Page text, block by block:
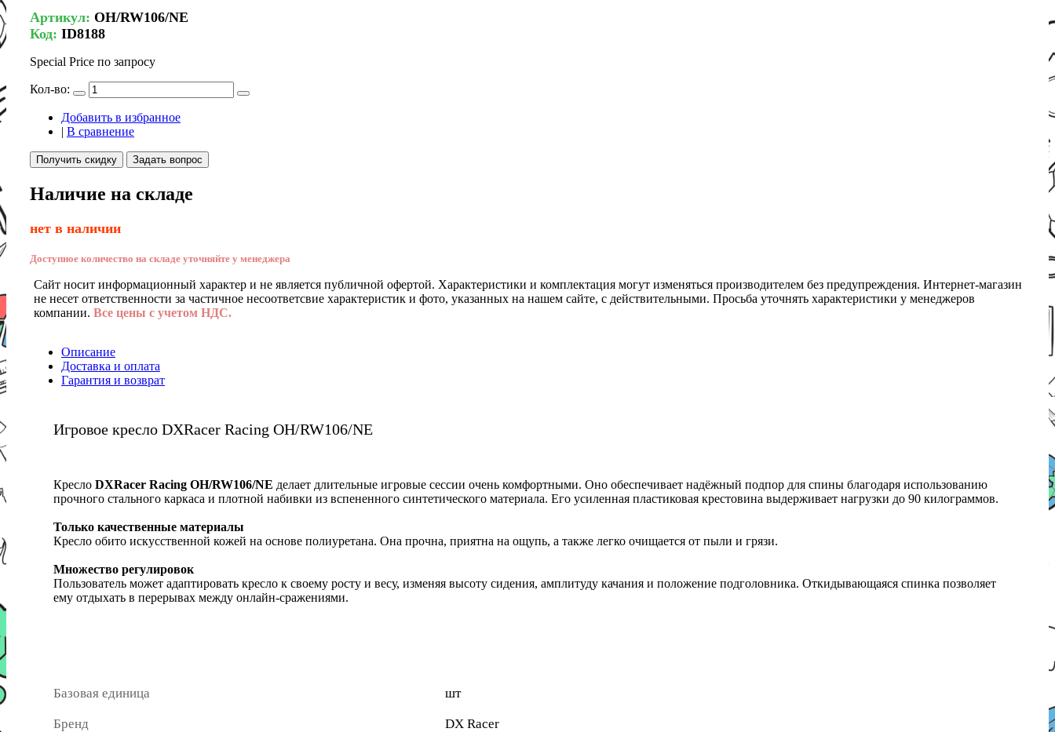
Артикул: OH/RW106/NE
Код: ID8188
Special Price по запросу
Кол-во:
Добавить в избранное
| В сравнение
Получить скидку Задать вопрос
Наличие на складе
нет в наличии
Доступное количество на складе уточняйте у менеджера
Сайт носит информационный характер и не является публичной офертой. Характеристики и комплектация могут изменяться производителем без предупреждения. Интернет-магазин
не несет ответственности за частичное несоответсвие характеристик и фото, указанных на нашем сайте, с действительными. Просьба уточнять характеристики у менеджеров
компании. Все цены с учетом НДС.
Описание
Доставка и оплата
Гарантия и возврат
Игровое кресло DXRacer Racing OH/RW106/NE
Кресло DXRacer Racing OH/RW106/NE делает длительные игровые сессии очень комфортными. Оно обеспечивает надёжный подпор для спины благодаря использованию
прочного стального каркаса и плотной набивки из вспененного синтетического материала. Его усиленная пластиковая крестовина выдерживает нагрузки до 90 килограммов.
Только качественные материалы
Кресло обито искусственной кожей на основе полиуретана. Она прочна, приятна на ощупь, а также легко очищается от пыли и грязи.
Множество регулировок
Пользователь может адаптировать кресло к своему росту и весу, изменяя высоту сидения, амплитуду качания и положение подголовника. Откидывающаяся спинка позволяет
ему отдыхать в перерывах между онлайн-сражениями.
Базовая единица шт
Бренд DX Racer